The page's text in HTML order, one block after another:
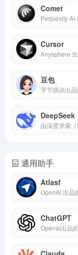
Comet
Cursor
豆包
DeepSeek
通用助手
Atlasf
ChatGPT